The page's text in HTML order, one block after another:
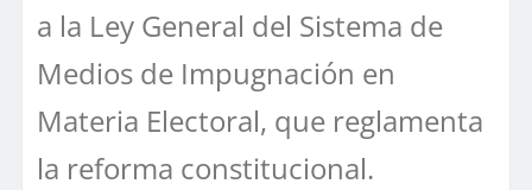
a la Ley General del Sistema de
Medios de Impugnación en
Materia Electoral, que reglamenta
la reforma constitucional.